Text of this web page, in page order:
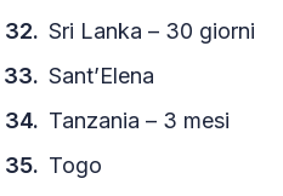
Sri Lanka – 30 giorni
Sant’Elena
Tanzania – 3 mesi
Togo